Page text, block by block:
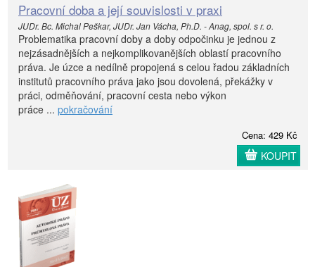
Pracovní doba a její souvislosti v praxi
JUDr. Bc. Michal Peškar, JUDr. Jan Vácha, Ph.D. - Anag, spol. s r. o.
Problematika pracovní doby a doby odpočinku je jednou z
nejzásadnějších a nejkomplikovanějších oblastí pracovního
práva. Je úzce a nedílně propojená s celou řadou základních
institutů pracovního práva jako jsou dovolená, překážky v
práci, odměňování, pracovní cesta nebo výkon
práce ... pokračování
Cena: 429 Kč
KOUPIT